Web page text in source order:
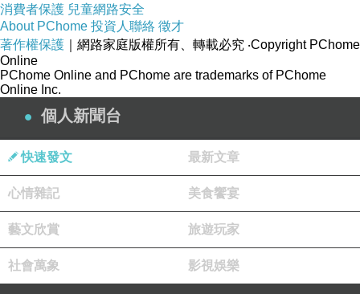
消費者保護 兒童網路安全
About PChome 投資人聯絡 徵才
著作權保護 ｜網路家庭版權所有、轉載必究 ‧Copyright PChome
Online
PChome Online and PChome are trademarks of PChome
Online Inc.
個人新聞台
快速發文 最新文章
心情雜記 美食饗宴
藝文欣賞 旅遊玩家
社會萬象 影視娛樂